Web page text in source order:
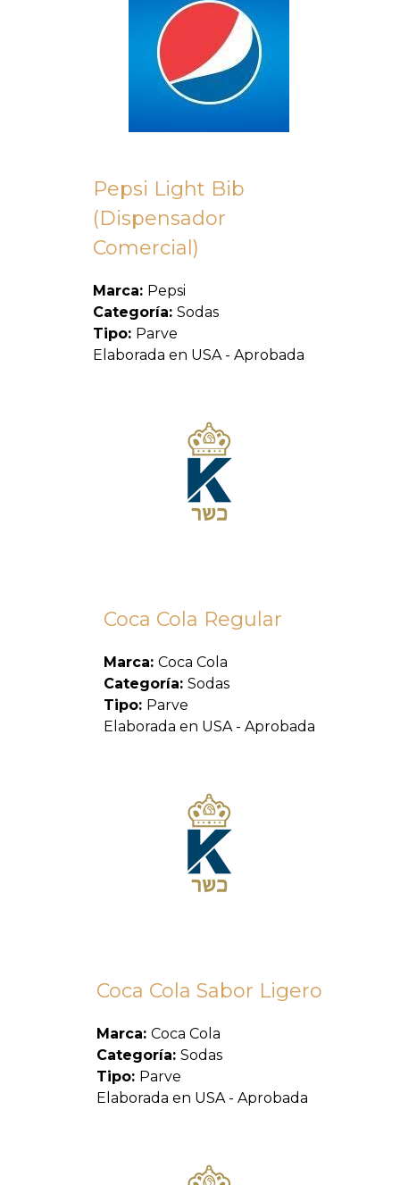
Pepsi Light Bib
(Dispensador
Comercial)
Marca: Pepsi
Categoría: Sodas
Tipo: Parve
Elaborada en USA - Aprobada
Coca Cola Regular
Marca: Coca Cola
Categoría: Sodas
Tipo: Parve
Elaborada en USA - Aprobada
Coca Cola Sabor Ligero
Marca: Coca Cola
Categoría: Sodas
Tipo: Parve
Elaborada en USA - Aprobada